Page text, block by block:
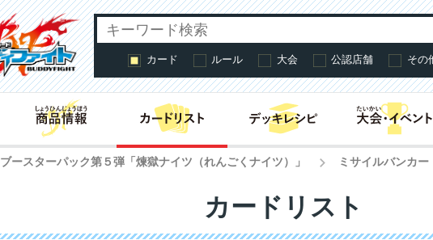
カード ルール 大会 公認店舗 その
はじめての
ブースターパック第５弾「煉獄ナイツ（れんごくナイツ）」 ミサイルバンカー
カードリスト